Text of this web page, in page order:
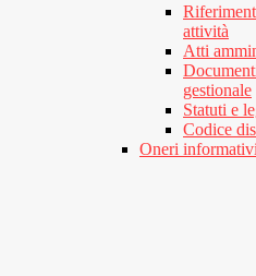
attività
Atti
gestionale
Statuti e
Codice
Oneri